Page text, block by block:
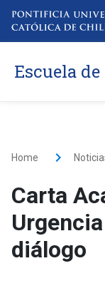
Escuela
Home
Carta
diálogo